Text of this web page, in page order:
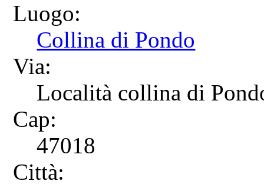
Luogo:
Collina di Pondo
Via:
Località collina di
Cap:
47018
Città: